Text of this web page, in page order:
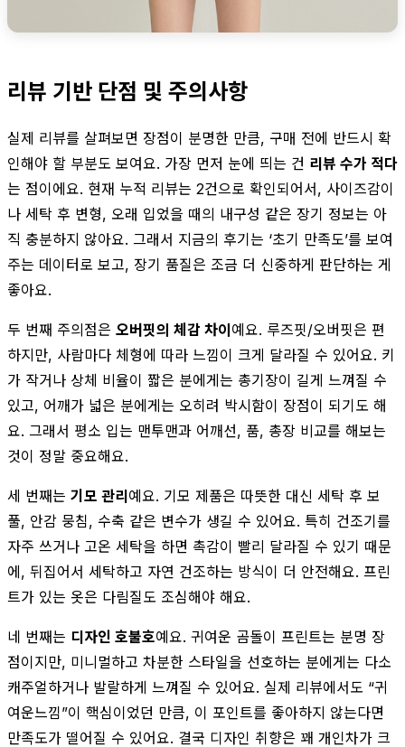
리뷰 기반 단점 및 주의사항
실제 리뷰를 살펴보면 장점이 분명한 만큼, 구매 전에 반드시 확
인해야 할 부분도 보여요. 가장 먼저 눈에 띄는 건 리뷰 수가 적다
는 점이에요. 현재 누적 리뷰는 2건으로 확인되어서, 사이즈감이
나 세탁 후 변형, 오래 입었을 때의 내구성 같은 장기 정보는 아
직 충분하지 않아요. 그래서 지금의 후기는 ‘초기 만족도’를 보여
주는 데이터로 보고, 장기 품질은 조금 더 신중하게 판단하는 게
좋아요.
두 번째 주의점은 오버핏의 체감 차이예요. 루즈핏/오버핏은 편
하지만, 사람마다 체형에 따라 느낌이 크게 달라질 수 있어요. 키
가 작거나 상체 비율이 짧은 분에게는 총기장이 길게 느껴질 수
있고, 어깨가 넓은 분에게는 오히려 박시함이 장점이 되기도 해
요. 그래서 평소 입는 맨투맨과 어깨선, 품, 총장 비교를 해보는
것이 정말 중요해요.
세 번째는 기모 관리예요. 기모 제품은 따뜻한 대신 세탁 후 보
풀, 안감 뭉침, 수축 같은 변수가 생길 수 있어요. 특히 건조기를
자주 쓰거나 고온 세탁을 하면 촉감이 빨리 달라질 수 있기 때문
에, 뒤집어서 세탁하고 자연 건조하는 방식이 더 안전해요. 프린
트가 있는 옷은 다림질도 조심해야 해요.
네 번째는 디자인 호불호예요. 귀여운 곰돌이 프린트는 분명 장
점이지만, 미니멀하고 차분한 스타일을 선호하는 분에게는 다소
캐주얼하거나 발랄하게 느껴질 수 있어요. 실제 리뷰에서도 “귀
여운느낌”이 핵심이었던 만큼, 이 포인트를 좋아하지 않는다면
만족도가 떨어질 수 있어요. 결국 디자인 취향은 꽤 개인차가 크